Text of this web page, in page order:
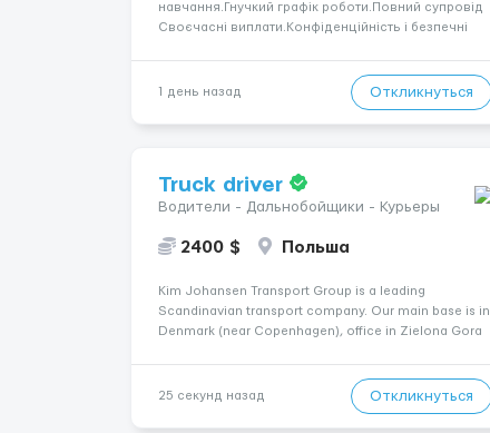
навчання.Гнучкий графік роботи.Повний супровід
Своєчасні виплати.Конфіденційність і безпечні
розвиватися.Досвід не обов’язковий.Якщо вас
зацікавила вакансія — залишайте відгук, і ми
зв’яжемося ...
1 день назад Откликнуться
Truck driver
Водители - Дальнобойщики - Курьеры
2400 $ Польша
Kim Johansen Transport Group is a leading
Scandinavian transport company. Our main base is in
Denmark (near Copenhagen), office in Zielona Gora
Poland, Norway, Sweden, England. What we of...
25 секунд назад Откликнуться